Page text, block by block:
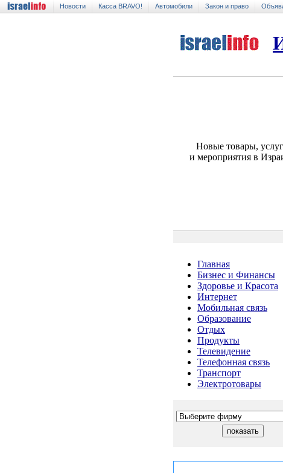
Новости Касса BRAVO! Автомобили Закон и право
Новые товары,
и мероприятия в
Главная
Бизнес и Финансы
Здоровье и Красота
Интернет
Мобильная связь
Образование
Отдых
Продукты
Телевидение
Телефонная связь
Транспорт
Электротовары